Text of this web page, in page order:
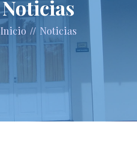
Noticias
Inicio // Noticias